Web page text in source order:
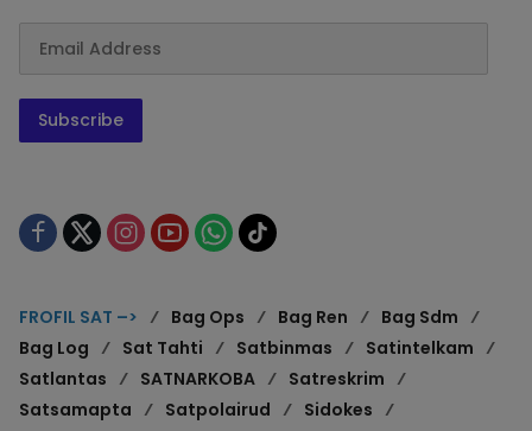
Subscribe
FROFIL SAT –> Bag Ops Bag Ren
Bag Sdm
Bag Log
Sat Tahti Satbinmas
Satintelkam
Satlantas
SATNARKOBA
Satreskrim
Satsamapta
Satpolairud
Sidokes